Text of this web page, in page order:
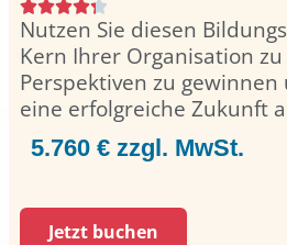
Nutzen Sie diesen
Kern Ihrer Organisation
Perspektiven zu gewinnen
eine erfolgreiche Zukunft
5.760 € zzgl. MwSt.
Jetzt buchen